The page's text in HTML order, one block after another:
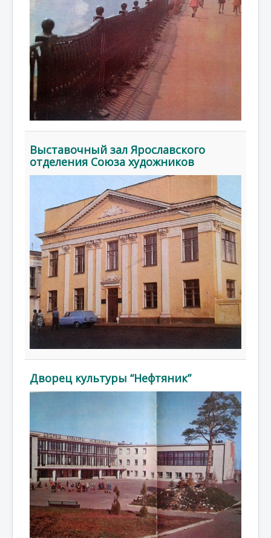
Выставочный зал Ярославского
отделения Союза художников
Дворец культуры “Нефтяник”